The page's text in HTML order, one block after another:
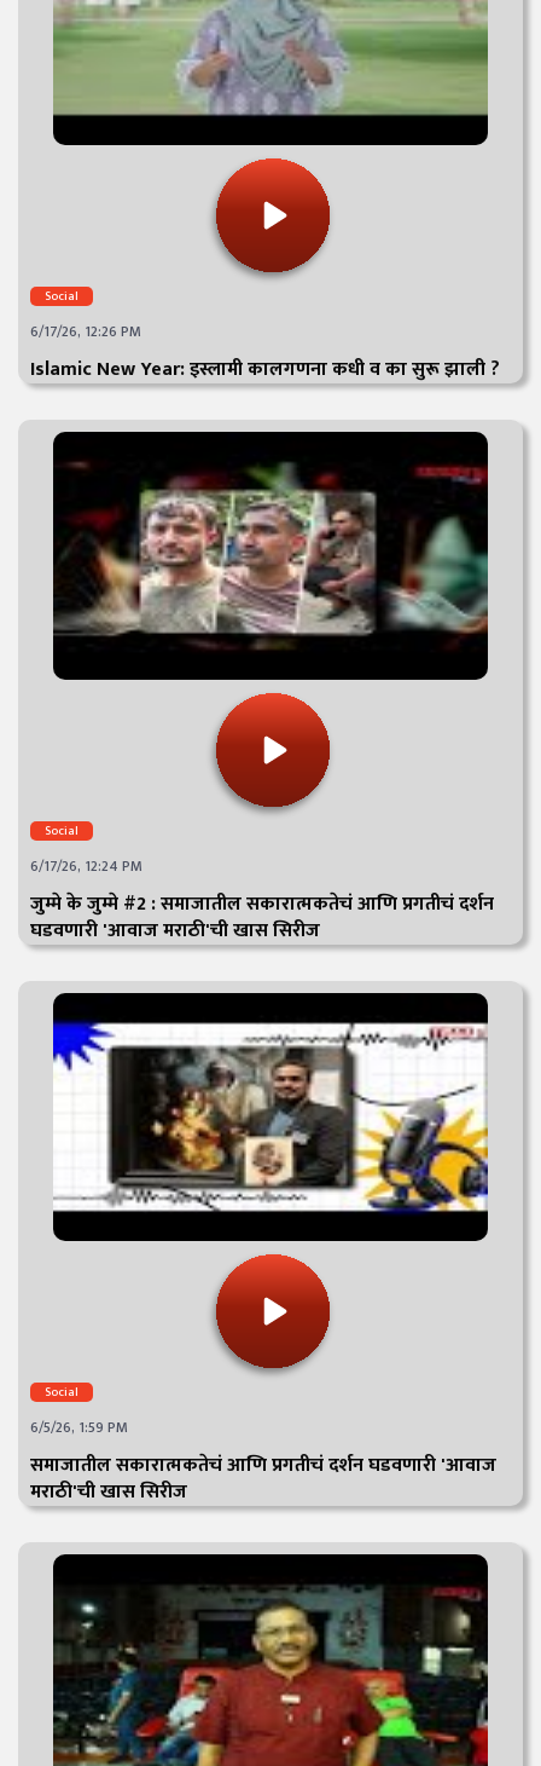
Social
6/17/26, 12:26 PM
Islamic New Year: इस्लामी कालगणना कधी व का सुरू झाली ?
Social
6/17/26, 12:24 PM
जुम्मे के जुम्मे #2 : समाजातील सकारात्मकतेचं आणि प्रगतीचं दर्शन
घडवणारी 'आवाज मराठी'ची खास सिरीज
Social
6/5/26, 1:59 PM
समाजातील सकारात्मकतेचं आणि प्रगतीचं दर्शन घडवणारी 'आवाज
मराठी'ची खास सिरीज